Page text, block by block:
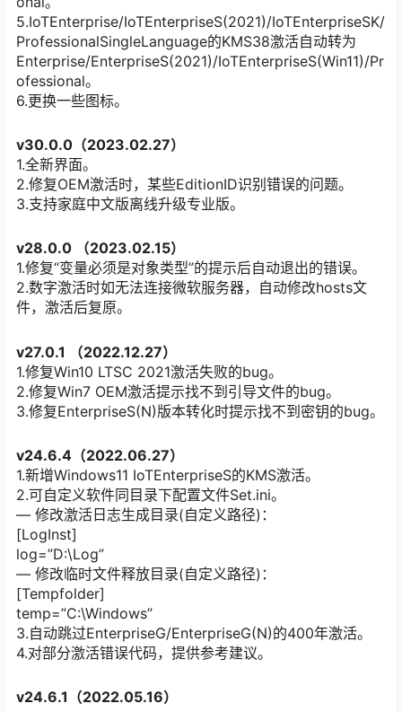
5.IoTEnterprise/IoTEnterpriseS(2021)/IoTEnterpriseSK/
ProfessionalSingleLanguage的KMS38激活自动转为
Enterprise/EnterpriseS(2021)/IoTEnterpriseS(Win11)/Pr
ofessional。
6.更换一些图标。
v30.0.0（2023.02.27）
1.全新界面。
2.修复OEM激活时，某些EditionID识别错误的问题。
3.支持家庭中文版离线升级专业版。
v28.0.0 （2023.02.15）
1.修复“变量必须是对象类型”的提示后自动退出的错误。
2.数字激活时如无法连接微软服务器，自动修改hosts文
件，激活后复原。
v27.0.1 （2022.12.27）
1.修复Win10 LTSC 2021激活失败的bug。
2.修复Win7 OEM激活提示找不到引导文件的bug。
3.修复EnterpriseS(N)版本转化时提示找不到密钥的bug。
v24.6.4（2022.06.27）
1.新增Windows11 IoTEnterpriseS的KMS激活。
2.可自定义软件同目录下配置文件Set.ini。
— 修改激活日志生成目录(自定义路径)：
[LogInst]
log=”D:\Log”
— 修改临时文件释放目录(自定义路径)：
[Tempfolder]
temp=”C:\Windows”
3.自动跳过EnterpriseG/EnterpriseG(N)的400年激活。
4.对部分激活错误代码，提供参考建议。
v24.6.1（2022.05.16）